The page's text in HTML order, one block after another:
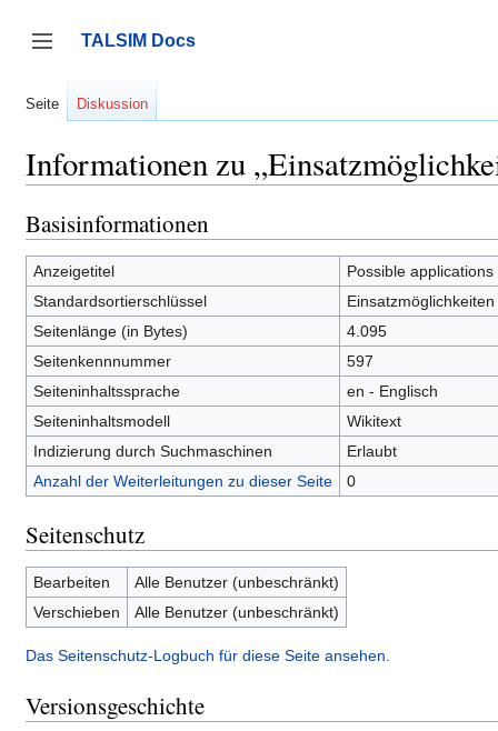
springen
Seitenleiste umschalten
TALSIM Docs
Seite Diskussion
Informationen zu
Basisinformationen
Anzeigetitel
Possible applications
Standardsortierschlüssel
Seitenlänge (in Bytes)
4.095
Seitenkennnummer
597
Seiteninhaltssprache
en - Englisch
Seiteninhaltsmodell
Wikitext
Indizierung durch Suchmaschinen
Erlaubt
Anzahl der Weiterleitungen zu dieser Seite
0
Seitenschutz
Bearbeiten
Alle Benutzer (unbeschränkt)
Verschieben
Alle Benutzer (unbeschränkt)
Das Seitenschutz-Logbuch für diese Seite ansehen.
Versionsgeschichte